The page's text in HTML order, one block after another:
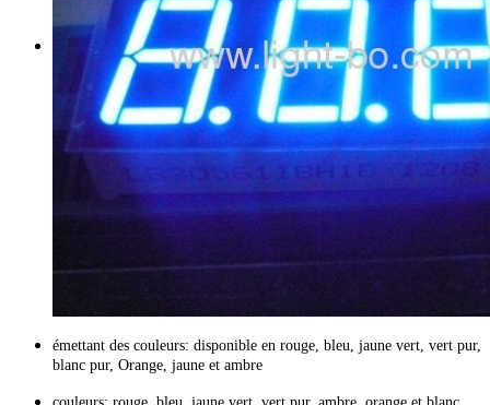
émettant des couleurs: disponible en rouge, bleu, jaune vert, vert pur,
blanc pur, Orange, jaune et ambre